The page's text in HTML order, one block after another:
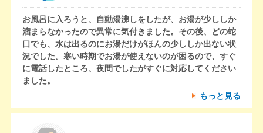
お風呂に入ろうと、自動湯沸しをしたが、お湯が少ししか
溜まらなかったので異常に気付きました。その後、どの蛇
口でも、水は出るのにお湯だけがほんの少ししか出ない状
況でした。寒い時期でお湯が使えないのが困るので、すぐ
に電話したところ、夜間でしたがすぐに対応してください
ました。
もっと見る